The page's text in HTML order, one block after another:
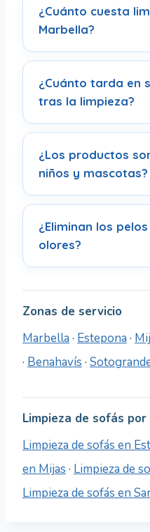
¿Cuánto cuesta
Marbella?
¿Cuánto tarda en
tras la limpieza?
¿Los productos
niños y mascotas?
¿Eliminan los
olores?
Zonas de servicio
Marbella · Estepona ·
· Benahavís ·
Limpieza de sofás por
Limpieza de sofás en
en Mijas · Limpieza de
Limpieza de sofás en